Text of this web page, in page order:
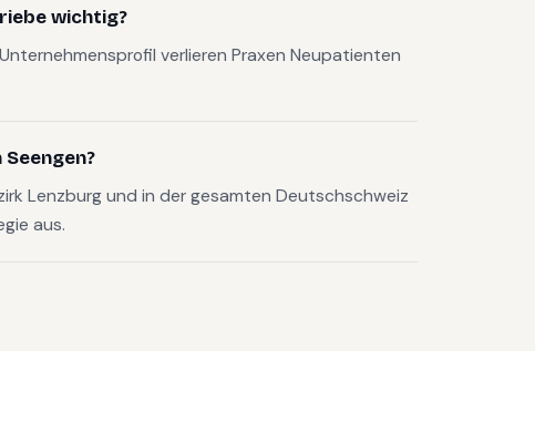
wichtig?
verlieren Praxen Neupatienten
Lenzburg und in der gesamten Deutschschweiz
aus.